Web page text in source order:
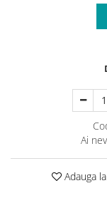
Ai
Adauga